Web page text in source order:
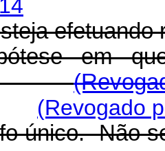
efetuando
em
(Revogado
único. Não